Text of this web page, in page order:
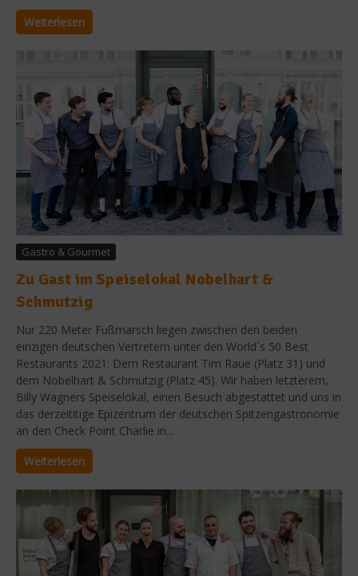
Weiterlesen
Gastro & Gourmet
Zu Gast im Speiselokal Nobelhart &
Schmutzig
Nur 220 Meter Fußmarsch liegen zwischen den beiden
einzigen deutschen Vertretern unter den World´s 50 Best
Restaurants 2021: Dem Restaurant Tim Raue (Platz 31) und
dem Nobelhart & Schmutzig (Platz 45). Wir haben letzterem,
Billy Wagners Speiselokal, einen Besuch abgestattet und uns in
das derzeititige Epizentrum der deutschen Spitzengastronomie
an den Check Point Charlie in...
Weiterlesen